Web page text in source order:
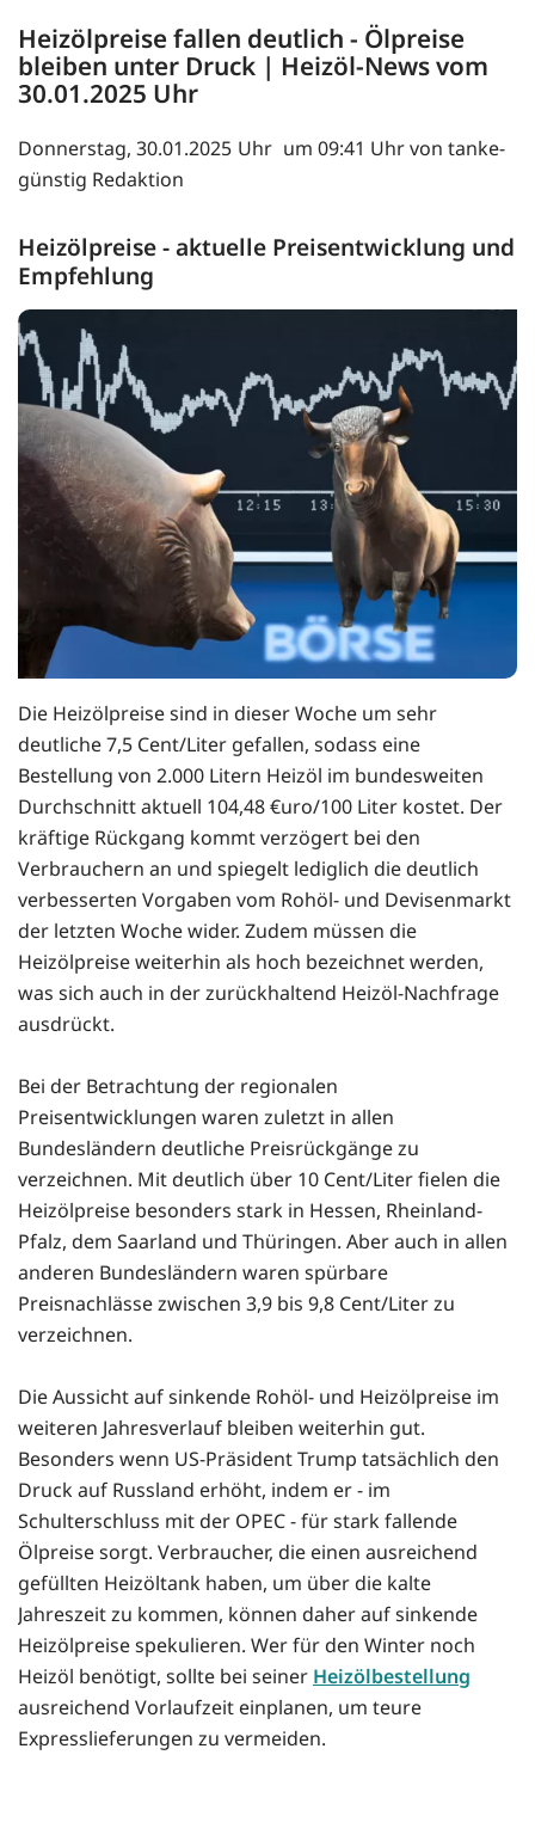
Heizölpreise fallen deutlich - Ölpreise
bleiben unter Druck | Heizöl-News vom
30.01.2025
Donnerstag, 30.01.2025
um 09:41 Uhr von tanke-
günstig Redaktion
Heizölpreise - aktuelle Preisentwicklung und
Empfehlung
Die Heizölpreise sind in dieser Woche um sehr
deutliche 7,5 Cent/Liter gefallen, sodass eine
Bestellung von 2.000 Litern Heizöl im bundesweiten
Durchschnitt aktuell 104,48 €uro/100 Liter kostet. Der
kräftige Rückgang kommt verzögert bei den
Verbrauchern an und spiegelt lediglich die deutlich
verbesserten Vorgaben vom Rohöl- und Devisenmarkt
der letzten Woche wider. Zudem müssen die
Heizölpreise weiterhin als hoch bezeichnet werden,
was sich auch in der zurückhaltend Heizöl-Nachfrage
ausdrückt.
Bei der Betrachtung der regionalen
Preisentwicklungen waren zuletzt in allen
Bundesländern deutliche Preisrückgänge zu
verzeichnen. Mit deutlich über 10 Cent/Liter fielen die
Heizölpreise besonders stark in Hessen, Rheinland-
Pfalz, dem Saarland und Thüringen. Aber auch in allen
anderen Bundesländern waren spürbare
Preisnachlässe zwischen 3,9 bis 9,8 Cent/Liter zu
verzeichnen.
Die Aussicht auf sinkende Rohöl- und Heizölpreise im
weiteren Jahresverlauf bleiben weiterhin gut.
Besonders wenn US-Präsident Trump tatsächlich den
Druck auf Russland erhöht, indem er - im
Schulterschluss mit der OPEC - für stark fallende
Ölpreise sorgt. Verbraucher, die einen ausreichend
gefüllten Heizöltank haben, um über die kalte
Jahreszeit zu kommen, können daher auf sinkende
Heizölpreise spekulieren. Wer für den Winter noch
Heizöl benötigt, sollte bei seiner Heizölbestellung
ausreichend Vorlaufzeit einplanen, um teure
Expresslieferungen zu vermeiden.